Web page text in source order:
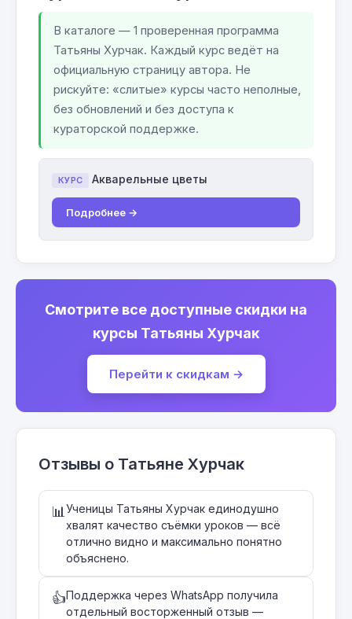
В каталоге — 1 проверенная программа
Татьяны Хурчак. Каждый курс ведёт на
официальную страницу автора. Не
рискуйте: «слитые» курсы часто неполные,
без обновлений и без доступа к
кураторской поддержке.
КУРС Акварельные цветы
Подробнее →
Смотрите все доступные скидки на
курсы Татьяны Хурчак
Перейти к скидкам →
Отзывы о Татьяне Хурчак
📊 Ученицы Татьяны Хурчак единодушно
хвалят качество съёмки уроков — всё
отлично видно и максимально понятно
объяснено.
👍Поддержка через WhatsApp получила
отдельный восторженный отзыв —